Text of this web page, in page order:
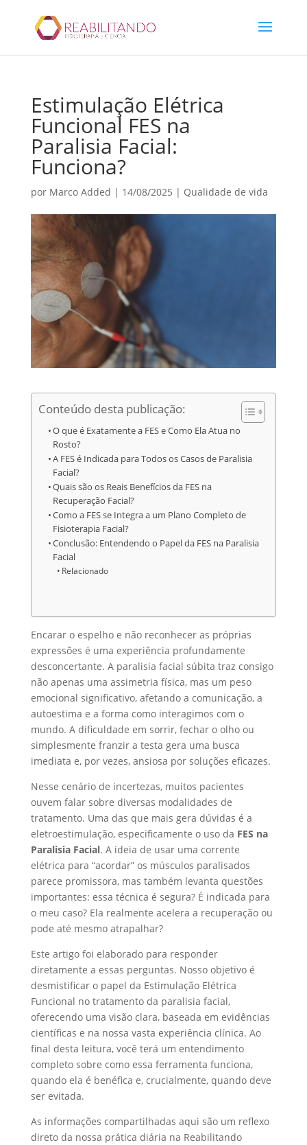
Estimulação Elétrica
Funcional FES na
Paralisia Facial:
Funciona?
por Marco Added | 14/08/2025 | Qualidade de vida
Conteúdo desta publicação:
O que é Exatamente a FES e Como Ela Atua no
Rosto?
A FES é Indicada para Todos os Casos de Paralisia
Facial?
Quais são os Reais Benefícios da FES na
Recuperação Facial?
Como a FES se Integra a um Plano Completo de
Fisioterapia Facial?
Conclusão: Entendendo o Papel da FES na Paralisia
Facial
Relacionado
Encarar o espelho e não reconhecer as próprias
expressões é uma experiência profundamente
desconcertante. A paralisia facial súbita traz consigo
não apenas uma assimetria física, mas um peso
emocional significativo, afetando a comunicação, a
autoestima e a forma como interagimos com o
mundo. A dificuldade em sorrir, fechar o olho ou
simplesmente franzir a testa gera uma busca
imediata e, por vezes, ansiosa por soluções eficazes.
Nesse cenário de incertezas, muitos pacientes
ouvem falar sobre diversas modalidades de
tratamento. Uma das que mais gera dúvidas é a
eletroestimulação, especificamente o uso da FES na
Paralisia Facial. A ideia de usar uma corrente
elétrica para “acordar” os músculos paralisados
parece promissora, mas também levanta questões
importantes: essa técnica é segura? É indicada para
o meu caso? Ela realmente acelera a recuperação ou
pode até mesmo atrapalhar?
Este artigo foi elaborado para responder
diretamente a essas perguntas. Nosso objetivo é
desmistificar o papel da Estimulação Elétrica
Funcional no tratamento da paralisia facial,
oferecendo uma visão clara, baseada em evidências
científicas e na nossa vasta experiência clínica. Ao
final desta leitura, você terá um entendimento
completo sobre como essa ferramenta funciona,
quando ela é benéfica e, crucialmente, quando deve
ser evitada.
As informações compartilhadas aqui são um reflexo
direto da nossa prática diária na Reabilitando